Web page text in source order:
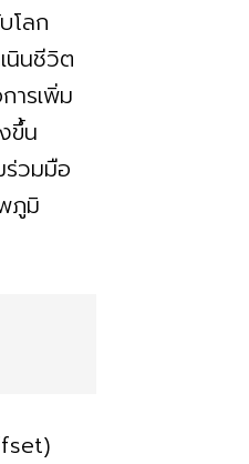
โลก
นินชีวิต
ารเพิ่ม
ขึ้น
ร่วมมือ
ภูมิ